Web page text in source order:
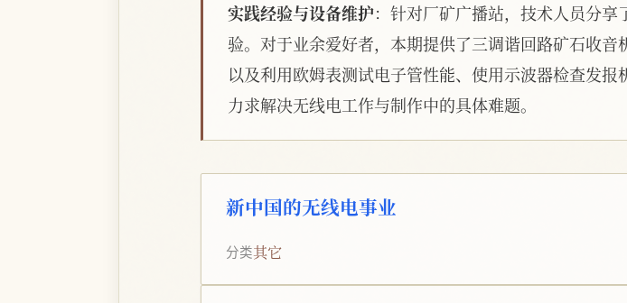
实践经验与设备维护：针对厂矿广播站，技术人员分享
验。对于业余爱好者，本期提供了三调谐回路矿石收音
以及利用欧姆表测试电子管性能、使用示波器检查发报
力求解决无线电工作与制作中的具体难题。
新中国的无线电事业
分类其它